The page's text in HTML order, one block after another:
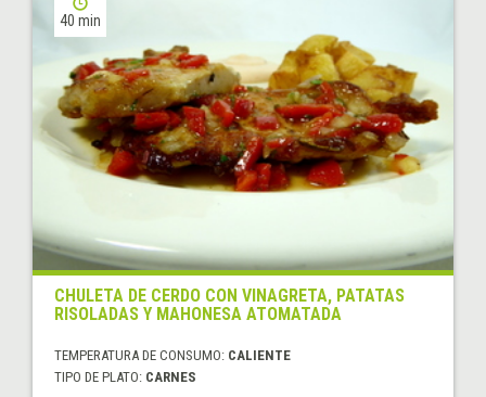
40 min
CHULETA DE CERDO CON VINAGRETA, PATATAS
RISOLADAS Y MAHONESA ATOMATADA
TEMPERATURA DE CONSUMO: CALIENTE
TIPO DE PLATO: CARNES